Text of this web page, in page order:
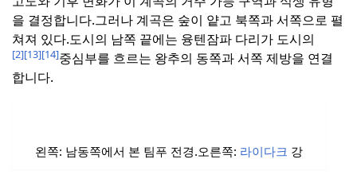
을 결정합니다.그러나 계곡은 숲이 얕고 북쪽과 서쪽으로 펼
쳐져 있다.도시의 남쪽 끝에는 융텐잠파 다리가 도시의
[2][13][14]중심부를 흐르는 왕추의 동쪽과 서쪽 제방을 연결
합니다.
왼쪽: 남동쪽에서 본 팀푸 전경.오른쪽: 라이다크 강